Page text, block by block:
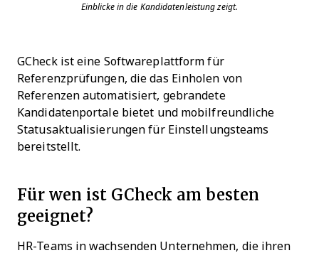
Einblicke in die Kandidatenleistung zeigt.
GCheck ist eine Softwareplattform für
Referenzprüfungen, die das Einholen von
Referenzen automatisiert, gebrandete
Kandidatenportale bietet und mobilfreundliche
Statusaktualisierungen für Einstellungsteams
bereitstellt.
Für wen ist GCheck am besten
geeignet?
HR-Teams in wachsenden Unternehmen, die ihren